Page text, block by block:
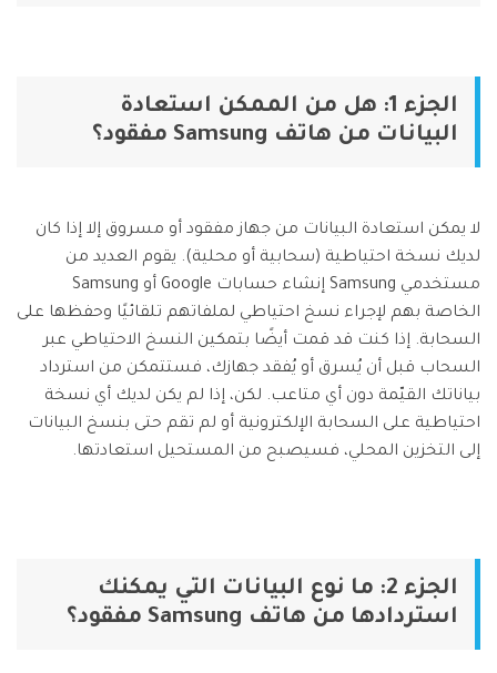
الجزء 1: هل من الممكن استعادة
البيانات من هاتف Samsung مفقود؟
لا يمكن استعادة البيانات من جهاز مفقود أو مسروق إلا إذا كان
لديك نسخة احتياطية (سحابية أو محلية). يقوم العديد من
مستخدمي Samsung إنشاء حسابات Google أو Samsung
الخاصة بهم لإجراء نسخ احتياطي لملفاتهم تلقائيًا وحفظها على
السحابة. إذا كنت قد قمت أيضًا بتمكين النسخ الاحتياطي عبر
السحاب قبل أن يُسرق أو يُفقد جهازك، فستتمكن من استرداد
بياناتك القيّمة دون أي متاعب. لكن، إذا لم يكن لديك أي نسخة
احتياطية على السحابة الإلكترونية أو لم تقم حتى بنسخ البيانات
إلى التخزين المحلي، فسيصبح من المستحيل استعادتها.
الجزء 2: ما نوع البيانات التي يمكنك
استردادها من هاتف Samsung مفقود؟